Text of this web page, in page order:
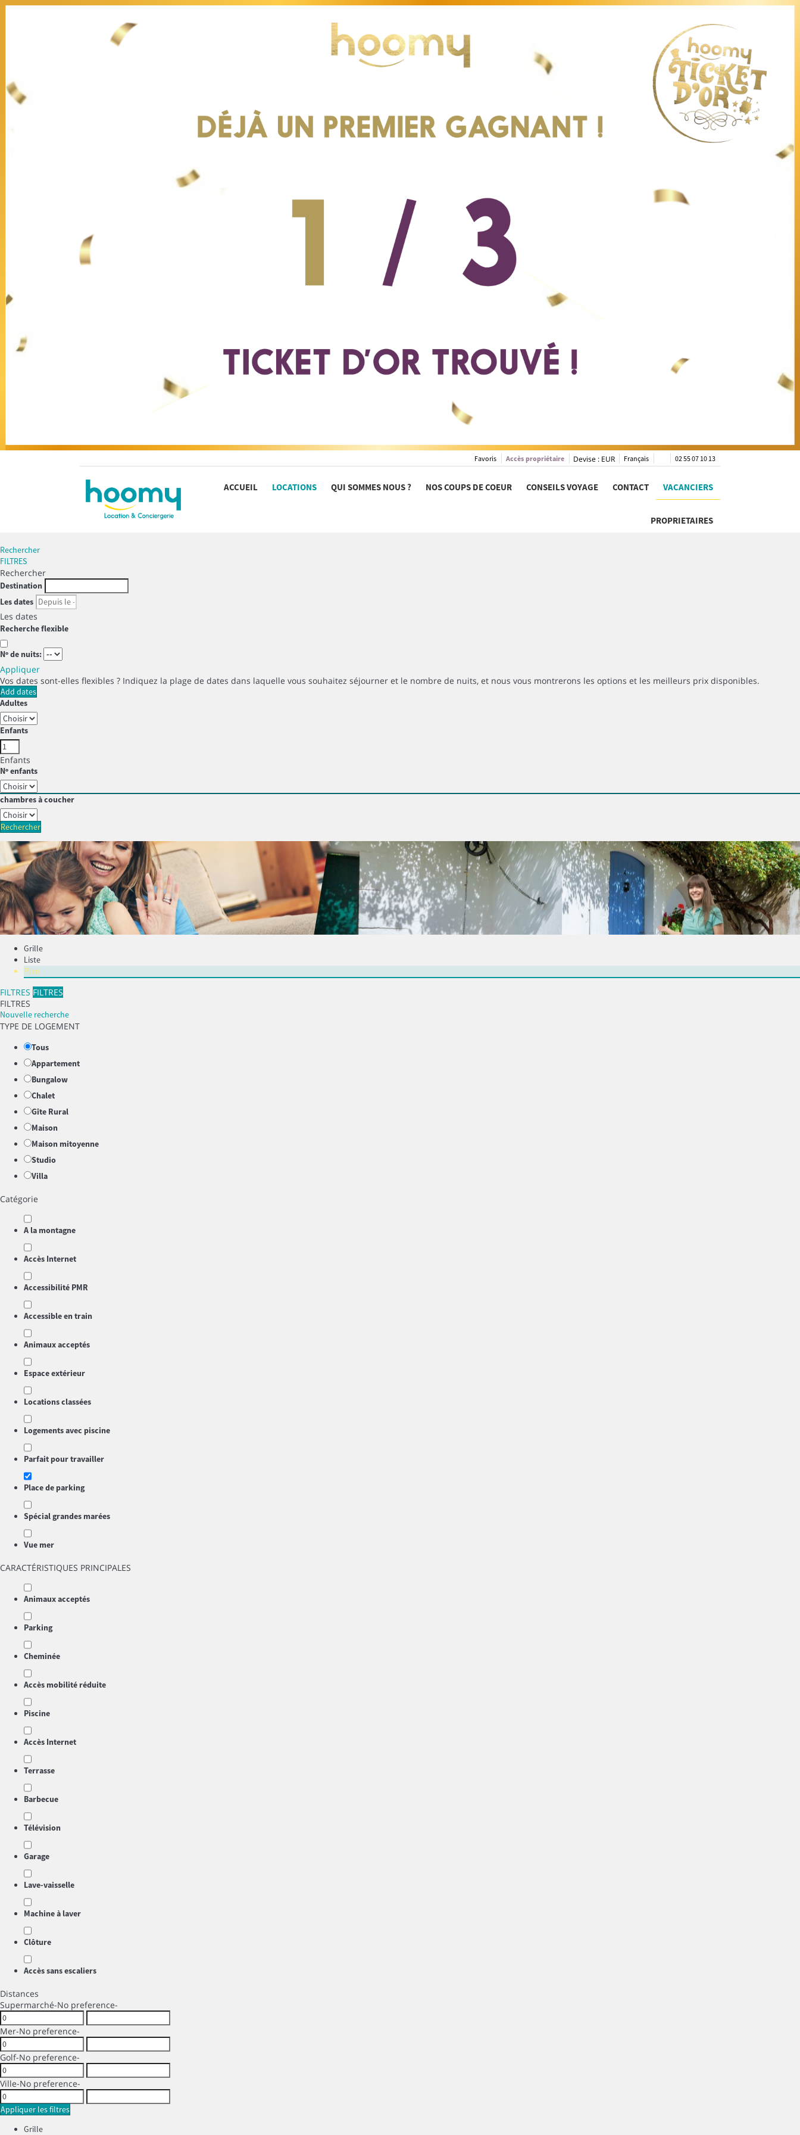
02 55 07 10 13
Français
Devise : EUR
Accès propriétaire
Favoris
ACCUEIL LOCATIONS QUI SOMMES NOUS ? NOS COUPS DE COEUR CONSEILS VOYAGE CONTACT VACANCIERS
PROPRIETAIRES
Rechercher
FILTRES
Rechercher
Destination
Les dates
Les dates
Recherche flexible
Nº de nuits:
Appliquer
Vos dates sont-elles flexibles ? Indiquez la plage de dates dans laquelle vous souhaitez séjourner et le nombre de nuits, et nous vous montrerons les options et les meilleurs prix disponibles.
Add dates
Adultes
Enfants
Enfants
Nº enfants
chambres à coucher
Rechercher
Grille
Liste
Plan
FILTRES FILTRES
FILTRES
Nouvelle recherche
TYPE DE LOGEMENT
Tous
Appartement
Bungalow
Chalet
Gîte Rural
Maison
Maison mitoyenne
Studio
Villa
Catégorie
A la montagne
Accès Internet
Accessibilité PMR
Accessible en train
Animaux acceptés
Espace extérieur
Locations classées
Logements avec piscine
Parfait pour travailler
Place de parking
Spécial grandes marées
Vue mer
CARACTÉRISTIQUES PRINCIPALES
Animaux acceptés
Parking
Cheminée
Accès mobilité réduite
Piscine
Accès Internet
Terrasse
Barbecue
Télévision
Garage
Lave-vaisselle
Machine à laver
Clôture
Accès sans escaliers
Distances
Supermarché-No preference-
Mer-No preference-
Golf-No preference-
Ville-No preference-
Appliquer les filtres
Grille